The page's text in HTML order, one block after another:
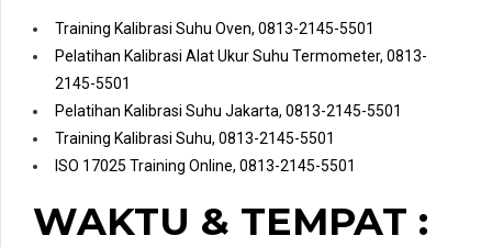
Training Kalibrasi Suhu Oven, 0813-2145-5501
Pelatihan Kalibrasi Alat Ukur Suhu Termometer, 0813-
2145-5501
Pelatihan Kalibrasi Suhu Jakarta, 0813-2145-5501
Training Kalibrasi Suhu, 0813-2145-5501
ISO 17025 Training Online, 0813-2145-5501
WAKTU & TEMPAT :